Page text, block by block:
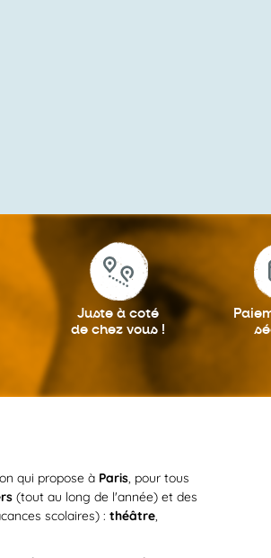
Juste à coté
de chez vous !
qui propose à Paris, pour tous
(tout au long de l'année) et des
scolaires) :théâtre,